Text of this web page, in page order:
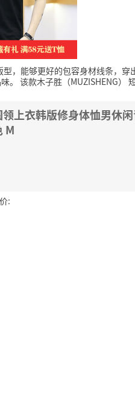
，能够更好的包容身材线条，穿
。 该款木子胜（MUZISHENG）
上衣韩版修身体恤男休
M
: